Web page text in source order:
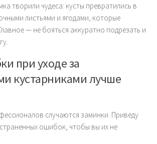
творили чудеса: кусты превратились в
листьями и ягодами, которые
— не бояться аккуратно подрезать и
при уходе за
кустарниками лучше
случаются заминки. Приведу
ошибок, чтобы вы их не